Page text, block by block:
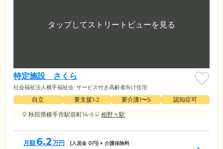
特定施設 さくら
社会福祉法人横手福祉会 サービス付き高齢者向け住宅
自立 要支援1•2 要介護1〜5
認知症可
秋田県横手市駅前町14-9
相野々駅
月額 6.2 万円 (入居金 0円) + 介護保険料